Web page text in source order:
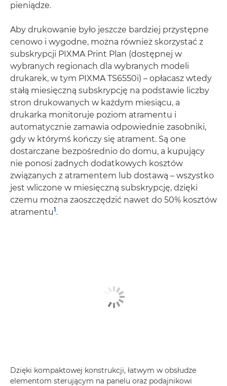
pieniądze.
Aby drukowanie było jeszcze bardziej przystępne
cenowo i wygodne, można również skorzystać z
subskrypcji PIXMA Print Plan (dostępnej w
wybranych regionach dla wybranych modeli
drukarek, w tym PIXMA TS6550i) – opłacasz wtedy
stałą miesięczną subskrypcję na podstawie liczby
stron drukowanych w każdym miesiącu, a
drukarka monitoruje poziom atramentu i
automatycznie zamawia odpowiednie zasobniki,
gdy w którymś kończy się atrament. Są one
dostarczane bezpośrednio do domu, a kupujący
nie ponosi żadnych dodatkowych kosztów
związanych z atramentem lub dostawą – wszystko
jest wliczone w miesięczną subskrypcję, dzięki
czemu można zaoszczędzić nawet do 50% kosztów
atramentu1.
Dzięki kompaktowej konstrukcji, łatwym w obsłudze
elementom sterującym na panelu oraz podajnikowi